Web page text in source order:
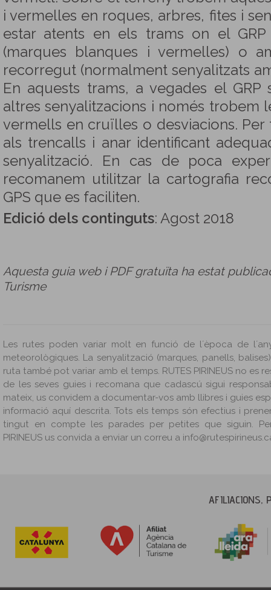
i vermelles en roques, arbres, fites i
estar atents en els trams on el GRP
(marques blanques i vermelles) o
recorregut (normalment senyalitzats
En aquests trams, a vegades el GRP
altres senyalitzacions i només trobem
vermells en cruïlles o desviacions. Per
als trencalls i anar identificant
senyalització. En cas de poca
recomanem utilitzar la cartografia
GPS que es faciliten.
Edició dels continguts: Agost 2018
Aquesta guia web i PDF gratuïta ha estat
Turisme
Les rutes poden variar molt en funció de l´època de
meteorològiques. La senyalització (marques, panells,
ruta també pot variar amb el temps. RUTES PIRINEUS no es
de les seves guies i recomana que cadascú sigui
mateix, us convidem a documentar-vos amb llibres i guies
informació aquí descrita. Tots els temps són efectius i
tingut en compte les parades per petites que siguin.
PIRINEUS us convida a enviar un correu a
AFILIACIONS,